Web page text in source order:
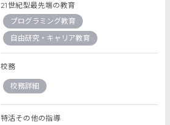
21世紀型最先端の教育
プログラミング教育
自由研究・キャリア教育
校務
校務詳細
特活その他の指導